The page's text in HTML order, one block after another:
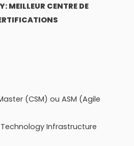
MEILLEUR CENTRE DE
(CSM) ou ASM (Agile
Infrastructure